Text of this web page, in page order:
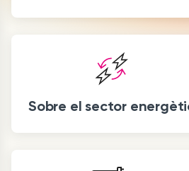
Sobre el sector